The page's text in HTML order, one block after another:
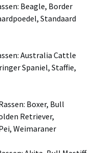
Beagle, Border
Standaard
Australia Cattle
Spaniel, Staffie,
Boxer, Bull
Retriever,
Weimaraner